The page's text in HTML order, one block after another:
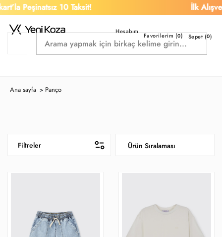
10 Taksit! İlk Alışverişe
Favorilerim (0) Sepet (0)
Ana sayfa > Panço
Filtreler